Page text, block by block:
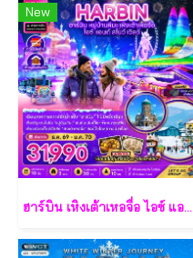
New
ฮาร์บิน เหิงเต้าเหอจื่อ ไอซ์ แอนด์ สโนว์ เวิล์ด 7 วัน 5 คืน-XJ